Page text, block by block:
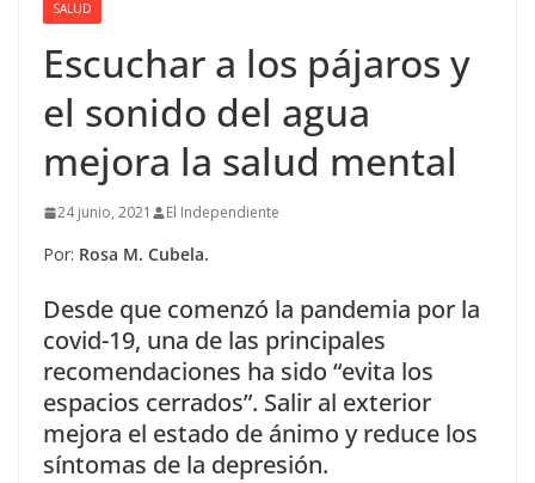
SALUD
Escuchar a los pájaros y
el sonido del agua
mejora la salud mental
24 junio, 2021 El Independiente
Por: Rosa M. Cubela.
Desde que comenzó la pandemia por la
covid-19, una de las principales
recomendaciones ha sido “evita los
espacios cerrados”. Salir al exterior
mejora el estado de ánimo y reduce los
síntomas de la depresión.